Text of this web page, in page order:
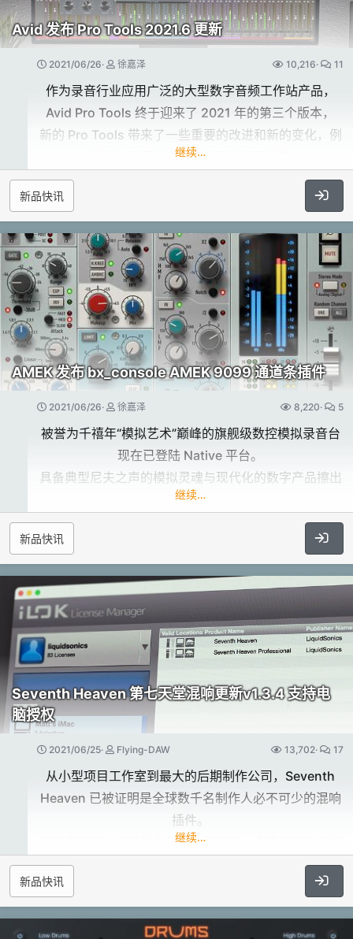
这款通道条具有著名的 1073 仿真、基于经典尼夫电路
二次开发的齿音消除模块。
当然还有来自 Neve 1081 的完整均衡器建模，同时具
有Neve 1081的线性放大染色组件。
市场上已经拥有了诸如 33609 或 2254 这样的尼夫压
缩器建模产品，
并涵盖了不同时代的声音特征，而 Analog Obsession
产品特征：​
具有通道条应当具有的所有功能
开创性地基于Neve电路设计的齿音消除
通道间模块可被路由
磁带饱和功能可以提高声音融合度和温暖感
压缩器和限制器现在具有独立的侧链选项
所有的放大器饱和都已补偿，不会影响音量
官方网站：​
https://www.patreon.com/analogobsession
Avid 发布 Pro Tools 2021.6 更新
2021/06/26 徐嘉泽 10,216 11
作为录音行业应用广泛的大型数字音频工作站产品，
Avid Pro Tools 终于迎来了 2021 年的第三个版本，
新的 Pro Tools 带来了一些重要的改进和新的变化，例
如外观、引擎兼容性和重要的问题修复。
基于 Hybrid Engine 为 HDX 系统增加更多动力​
混合引擎将 HDX 系统转变为我们有史以来最强大的
Pro Tools 系统，
这项专利技术通过更和谐地使用Native和 DSP 处理来
最大限度地提高 Pro Tools 的性能。
在 Pro Tools | Ultimate中拥有 2,048 个大量发声数
（其实位列行业倒数第一）
籍由对 HDX 的板载 DSP 的即时访问，您可以更顺畅地
运行更大的会话 - 即使使用单卡HDX系统，
并且能够逐个轨道地在 Native 和 DSP 模式之间切换，
您只需单击一个按钮即可消除延迟的干扰影响。
支持Apple M1 处理器​
在这次 2021 年 6 月的版本中，您现在可以在Apple
Silicon 最新的 M1 处理器中运行
Pro Tools | First、Pro Tools 和 Pro Tools | Ultimate
和 Pro Tools | Carbon 系统
更多的I/O、发声数、轨道数​
Pro Tools 和 Pro Tools | Ultimate 现在支持最多 64 个
I/O 通道——已从 32 个增加。
Pro Tools 现在在所有采样率下最多支持 256 个单声道
或立体声音轨——已从 48 kHz 时的 128 个增加。
以及， Pro Tools | Ultimate 现在在所有采样率下最多
支持 2,048 个发声数和音轨——比以前的版本多 5
倍。
这意味着您可以使用任何 Core Audio 或 ASIO 接口录
凭借更多的发声数，您可以不受限制地处理大型会
话。...​
继续…
新品快讯
AMEK 发布 bx_console AMEK 9099 通道条插件
2021/06/26 徐嘉泽 8,220 5
被誉为千禧年“模拟艺术”巅峰的旗舰级数控模拟录音台
现在已登陆 Native 平台。
具备典型尼夫之声的模拟灵魂与现代化的数字产品擦出
了火花。
具有令人惊叹特性集的尼夫之声​
Rupert Neve 设计的 E 9098i 主控台在千禧年之交以
“模拟艺术”为口号发布，是模拟控台设计的最高成就之
一。
今天，随着 bx_console Amek 9099 的发布，它成为
Brainworx 功能最齐全的控制台插件。
独特而超前​
最初的 AMEK 9098i 点缀着当时模拟控制台中不常见
的功能。
EQ 架具有“Sheen”和“Glow”模式，可实现更平滑的增
强和衰减。
而参数频段包括“Notch”模式，可实现更精确的衰减。
动态部分中独特的“氛围”开关可让您轻松准确地听到压
缩器正在做什么。
继续…
新品快讯
Seventh Heaven 第七天堂混响更新v1.3.4 支持电
脑授权
2021/06/25 Flying-DAW 13,702 17
从小型项目工作室到最大的后期制作公司，Seventh
Heaven 已被证明是全球数千名制作人必不可少的混响
插件。
我从喜欢第七天堂的人那里收到的第一个产品更改请求
你们中的许多人写信给我解释了导致一些麻烦的工作流
程，即 Seventh Heaven 仅支持 iLok Cloud 或 iLok
USB 授权。
继续…
新品快讯